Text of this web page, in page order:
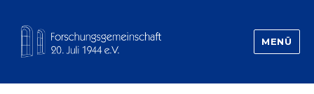
Forschungsgemeinschaft 20.Juli 1944
MENÜ